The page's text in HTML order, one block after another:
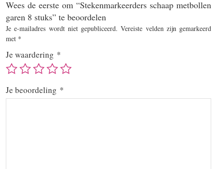
Wees de eerste om “Stekenmarkeerders schaap metbollen
garen 8 stuks” te beoordelen
Je e-mailadres wordt niet gepubliceerd. Vereiste velden zijn gemarkeerd
met *
Je waardering *
Je beoordeling *